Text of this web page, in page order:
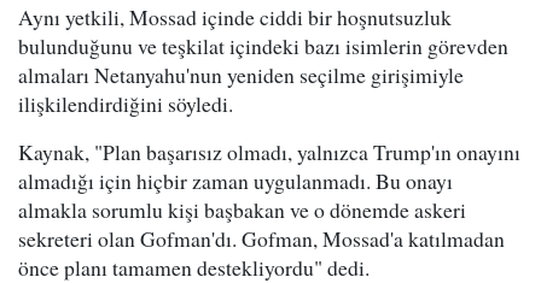
Aynı yetkili, Mossad içinde ciddi bir hoşnutsuzluk
bulunduğunu ve teşkilat içindeki bazı isimlerin görevden
almaları Netanyahu'nun yeniden seçilme girişimiyle
ilişkilendirdiğini söyledi.
Kaynak, "Plan başarısız olmadı, yalnızca Trump'ın onayını
almadığı için hiçbir zaman uygulanmadı. Bu onayı
almakla sorumlu kişi başbakan ve o dönemde askeri
sekreteri olan Gofman'dı. Gofman, Mossad'a katılmadan
önce planı tamamen destekliyordu" dedi.